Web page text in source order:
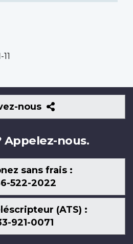
nous
Suivez-
nous
Appelez-nous.
sans frais :
522-2022
(ATS) :
921-0071